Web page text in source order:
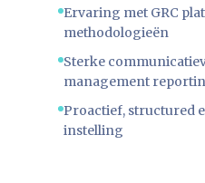
Ervaring met GRC
methodologieën
Sterke
management
Proactief, structured
instelling